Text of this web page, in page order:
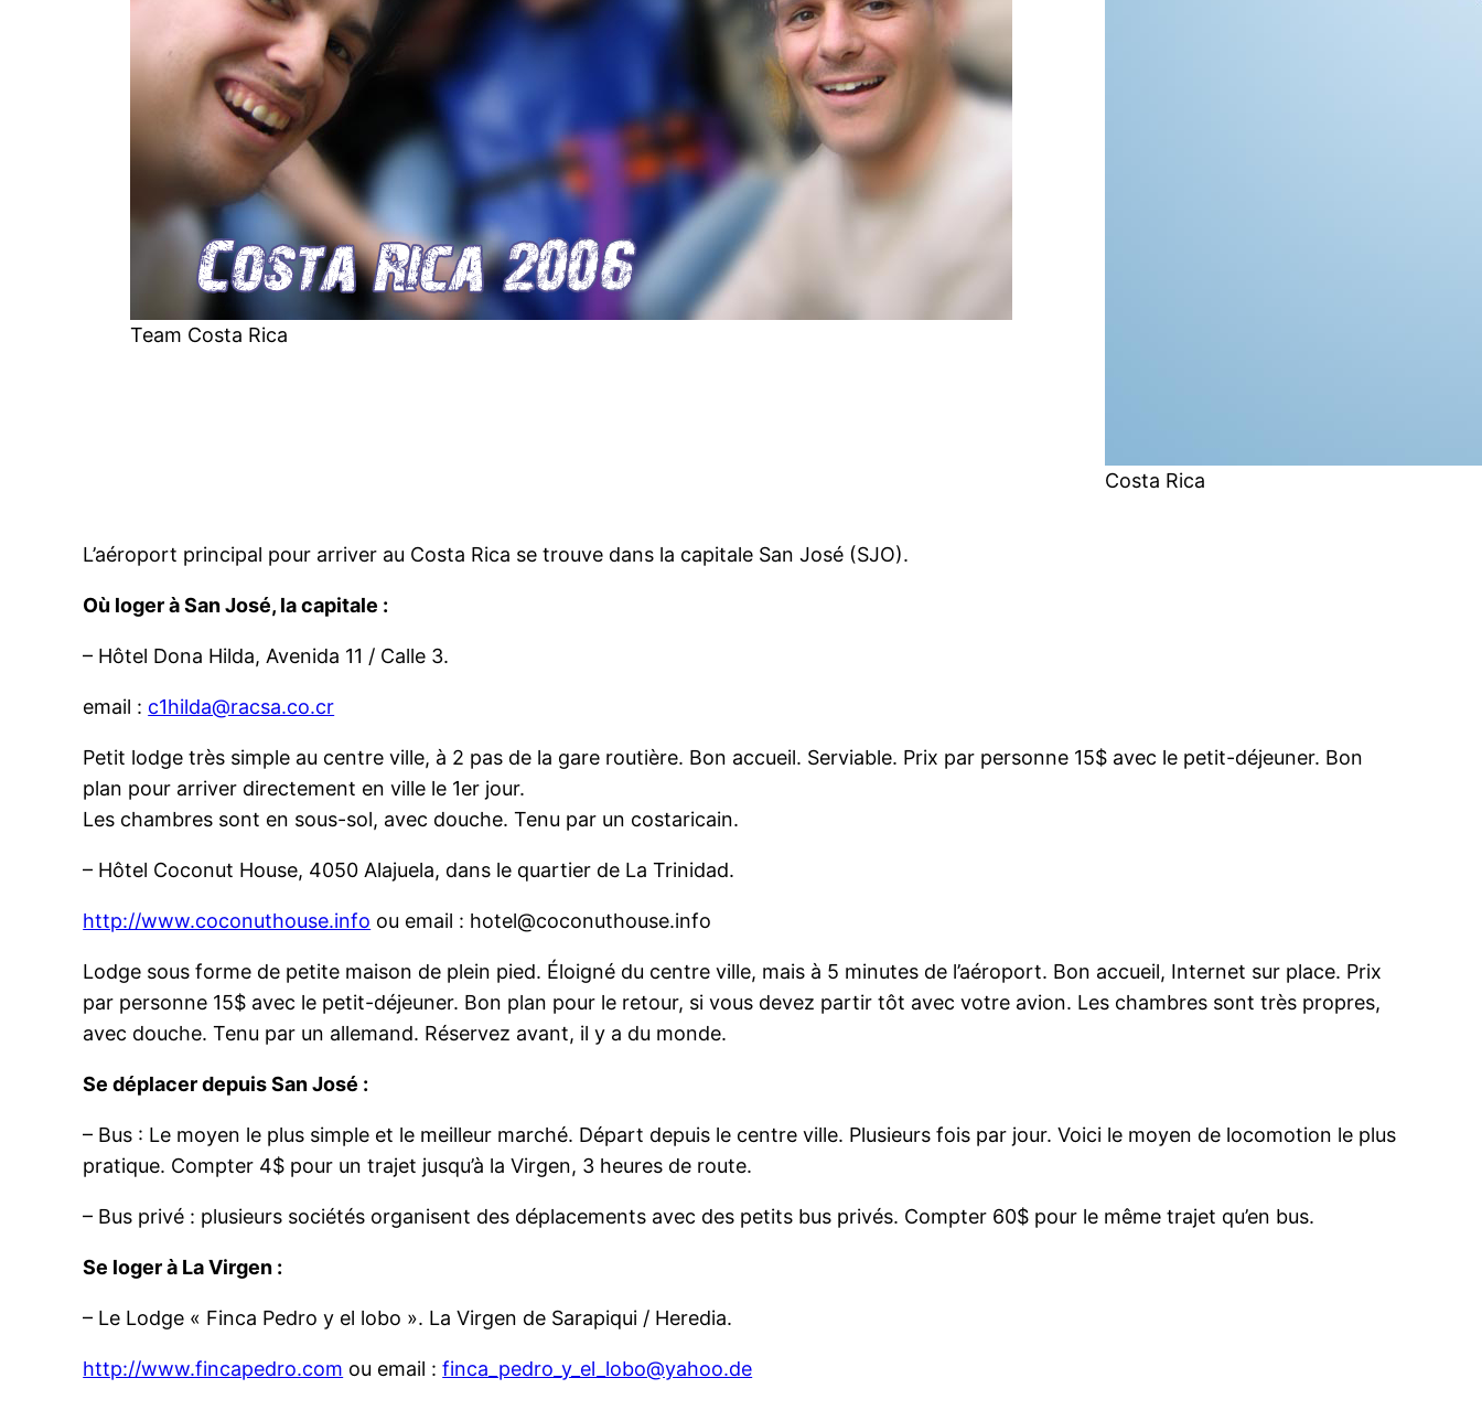
Team Costa Rica
Costa Rica
L’aéroport principal pour arriver au Costa Rica se trouve dans la capitale San José (SJO).
Où loger à San José, la capitale :
– Hôtel Dona Hilda, Avenida 11 / Calle 3.
email : c1hilda@racsa.co.cr
Petit lodge très simple au centre ville, à 2 pas de la gare routière. Bon accueil. Serviable. Prix par personne 15$ avec le petit-déjeuner. Bon
plan pour arriver directement en ville le 1er jour.
Les chambres sont en sous-sol, avec douche. Tenu par un costaricain.
– Hôtel Coconut House, 4050 Alajuela, dans le quartier de La Trinidad.
http://www.coconuthouse.info ou email : hotel@coconuthouse.info
Lodge sous forme de petite maison de plein pied. Éloigné du centre ville, mais à 5 minutes de l’aéroport. Bon accueil, Internet sur place. Prix
par personne 15$ avec le petit-déjeuner. Bon plan pour le retour, si vous devez partir tôt avec votre avion. Les chambres sont très propres,
avec douche. Tenu par un allemand. Réservez avant, il y a du monde.
Se déplacer depuis San José :
– Bus : Le moyen le plus simple et le meilleur marché. Départ depuis le centre ville. Plusieurs fois par jour. Voici le moyen de locomotion le plus
pratique. Compter 4$ pour un trajet jusqu’à la Virgen, 3 heures de route.
– Bus privé : plusieurs sociétés organisent des déplacements avec des petits bus privés. Compter 60$ pour le même trajet qu’en bus.
Se loger à La Virgen :
– Le Lodge « Finca Pedro y el lobo ». La Virgen de Sarapiqui / Heredia.
http://www.fincapedro.com ou email :finca_pedro_y_el_lobo@yahoo.de